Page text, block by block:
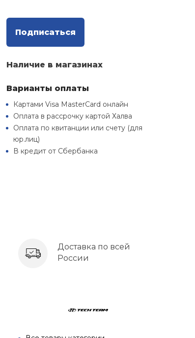
Подписаться
Наличие в магазинах
Варианты оплаты
Картами Visa MasterCard онлайн
Оплата в рассрочку картой Халва
Оплата по квитанции или счету (для
юр.лиц)
В кредит от Сбербанка
Доставка по всей
России